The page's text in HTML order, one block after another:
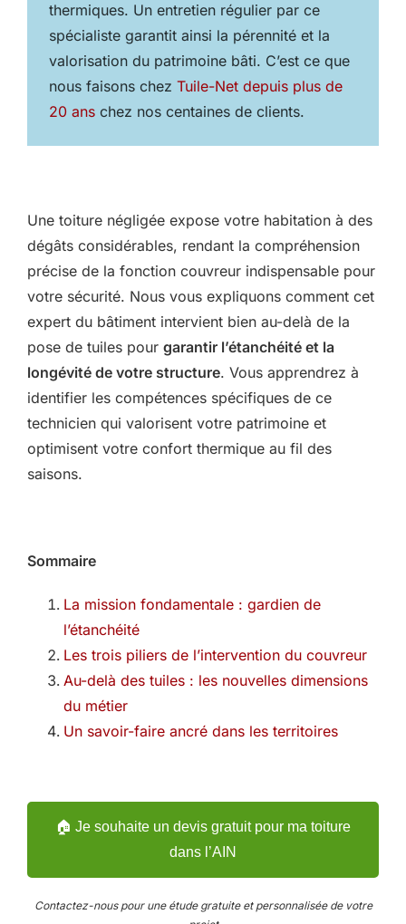
thermiques. Un entretien régulier par ce
spécialiste garantit ainsi la pérennité et la
valorisation du patrimoine bâti. C’est ce que
nous faisons chez Tuile-Net depuis plus de
20 ans chez nos centaines de clients.
Une toiture négligée expose votre habitation à des
dégâts considérables, rendant la compréhension
précise de la fonction couvreur indispensable pour
votre sécurité. Nous vous expliquons comment cet
expert du bâtiment intervient bien au-delà de la
pose de tuiles pour garantir l’étanchéité et la
longévité de votre structure. Vous apprendrez à
identifier les compétences spécifiques de ce
technicien qui valorisent votre patrimoine et
optimisent votre confort thermique au fil des
saisons.
Sommaire
La mission fondamentale : gardien de
l’étanchéité
Les trois piliers de l’intervention du couvreur
Au-delà des tuiles : les nouvelles dimensions
du métier
Un savoir-faire ancré dans les territoires
🏠 Je souhaite un devis gratuit pour ma toiture
dans l’AIN
Contactez-nous pour une étude gratuite et personnalisée de votre